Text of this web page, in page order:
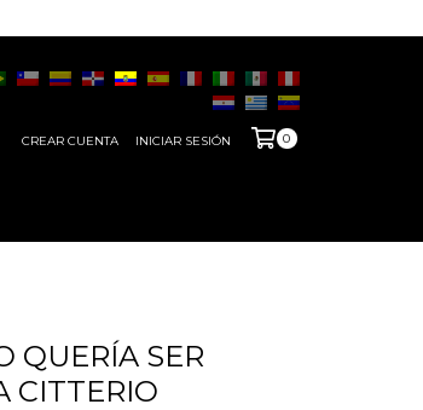
CREAR CUENTA INICIAR SESIÓN 0
QUERÍA SER
CITTERIO